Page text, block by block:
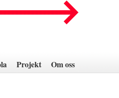
Projekt Om oss